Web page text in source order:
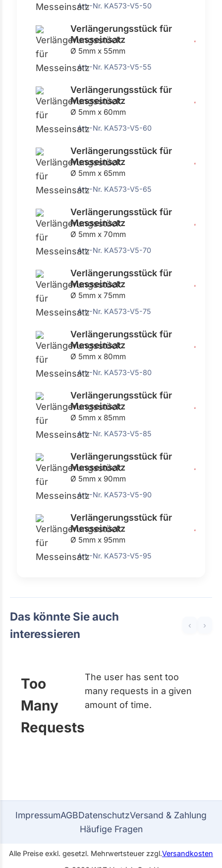
Art.-Nr. KA573-V5-50
Verlängerungsstück für
Messeinsatz
Ø 5mm x 55mm
4,54 €
Art.-Nr. KA573-V5-55
Verlängerungsstück für
Messeinsatz
Ø 5mm x 60mm
4,54 €
Art.-Nr. KA573-V5-60
Verlängerungsstück für
Messeinsatz
Ø 5mm x 65mm
4,54 €
Art.-Nr. KA573-V5-65
Verlängerungsstück für
Messeinsatz
Ø 5mm x 70mm
4,54 €
Art.-Nr. KA573-V5-70
Verlängerungsstück für
Messeinsatz
Ø 5mm x 75mm
4,54 €
Art.-Nr. KA573-V5-75
Verlängerungsstück für
Messeinsatz
Ø 5mm x 80mm
4,54 €
Art.-Nr. KA573-V5-80
Verlängerungsstück für
Messeinsatz
Ø 5mm x 85mm
4,54 €
Art.-Nr. KA573-V5-85
Verlängerungsstück für
Messeinsatz
Ø 5mm x 90mm
4,54 €
Art.-Nr. KA573-V5-90
Verlängerungsstück für
Messeinsatz
Ø 5mm x 95mm
4,54 €
Art.-Nr. KA573-V5-95
Das könnte Sie auch
interessieren
‹ ›
Too
Many
Requests
The user has sent too
many requests in a given
amount of time.
ImpressumAGBDatenschutzVersand & Zahlung
Häufige Fragen
Alle Preise exkl. gesetzl. Mehrwertsteuer zzgl.Versandkosten